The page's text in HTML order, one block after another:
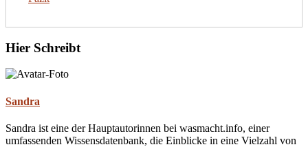
Hier Schreibt
Sandra
Sandra ist eine der Hauptautorinnen bei wasmacht.info, einer
umfassenden Wissensdatenbank, die Einblicke in eine Vielzahl von